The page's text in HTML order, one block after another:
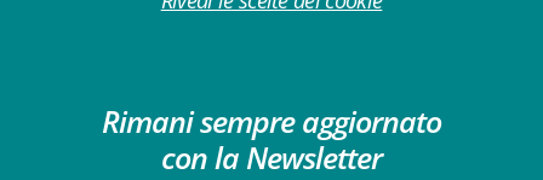
Rimani sempre aggiornato
con la Newsletter